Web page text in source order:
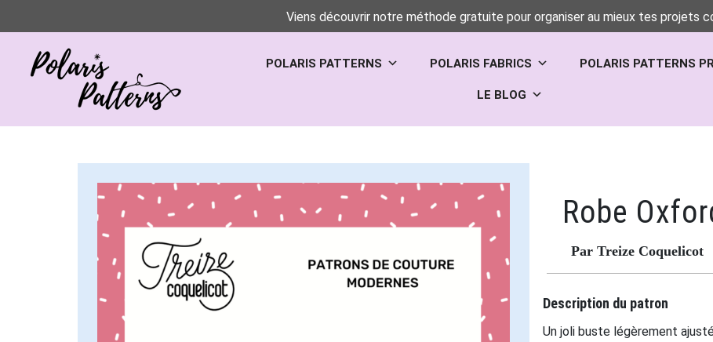
Viens découvrir notre méthode gratuite pour organiser au mieux tes projets
POLARIS PATTERNS POLARIS FABRICS POLARIS PATTERNS
LE BLOG
Robe
Par Treize Coquelicot
Description du patron
Un joli buste légèrement